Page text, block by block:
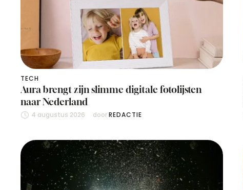
TECH
Aura brengt zijn slimme digitale fotolijsten
naar Nederland
4 augustus 2026 door REDACTIE